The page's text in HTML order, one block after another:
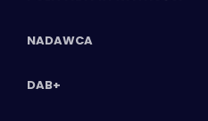
NADAWCA
DAB+